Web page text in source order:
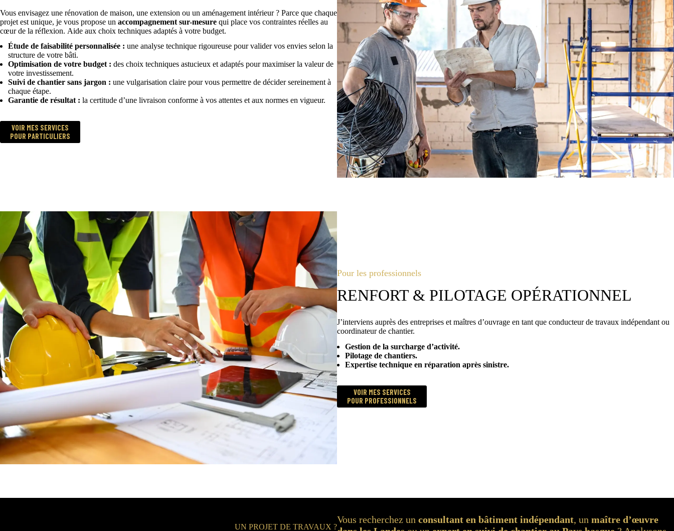
Vous envisagez une rénovation de maison, une extension ou un aménagement intérieur ? Parce que chaque
projet est unique, je vous propose un accompagnement sur-mesure qui place vos contraintes réelles au
cœur de la réflexion. Aide aux choix techniques adaptés à votre budget.
Étude de faisabilité personnalisée : une analyse technique rigoureuse pour valider vos envies selon la
structure de votre bâti.
Optimisation de votre budget : des choix techniques astucieux et adaptés pour maximiser la valeur de
votre investissement.
Suivi de chantier sans jargon : une vulgarisation claire pour vous permettre de décider sereinement à
chaque étape.
Garantie de résultat : la certitude d’une livraison conforme à vos attentes et aux normes en vigueur.
VOIR MES SERVICES
POUR PARTICULIERS
Pour les professionnels
RENFORT & PILOTAGE OPÉRATIONNEL
J’interviens auprès des entreprises et maîtres d’ouvrage en tant que conducteur de travaux indépendant ou
coordinateur de chantier.
Gestion de la surcharge d’activité.
Pilotage de chantiers.
Expertise technique en réparation après sinistre.
VOIR MES SERVICES
POUR PROFESSIONNELS
UN PROJET DE TRAVAUX ?
Vous recherchez un consultant en bâtiment indépendant, un maître d’œuvre